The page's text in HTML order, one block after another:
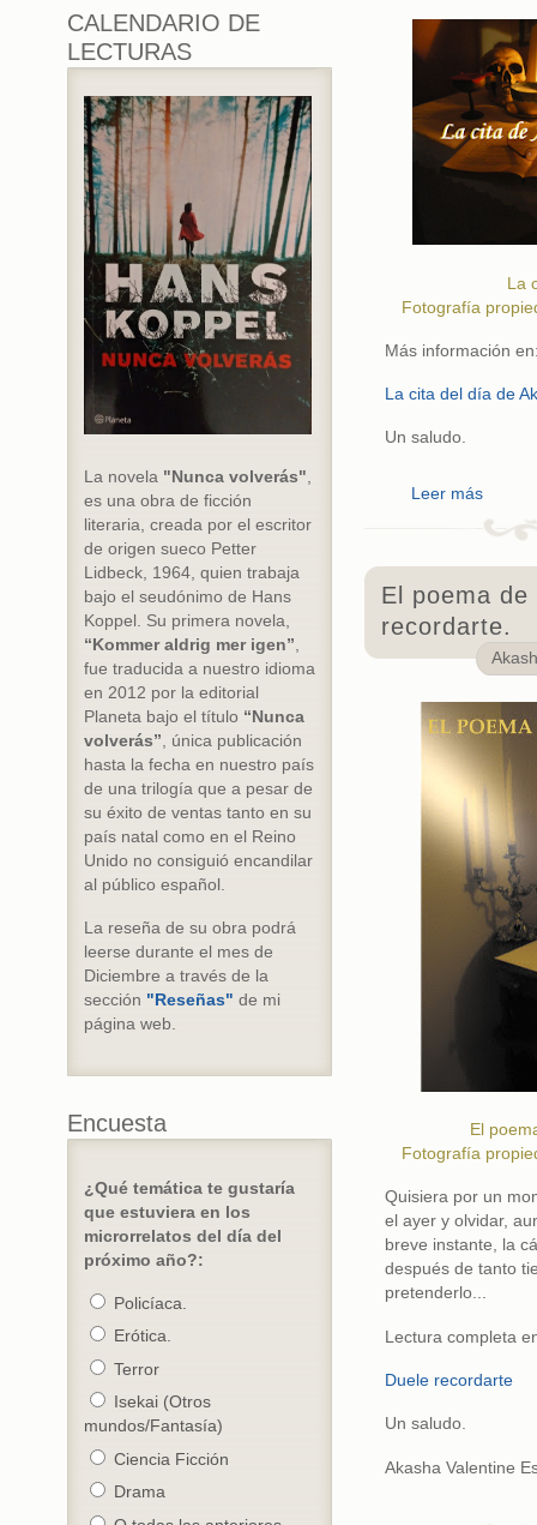
CALENDARIO DE
LECTURAS
La novela "Nunca volverás"
es una obra de ficción
literaria, creada por el escritor
de origen sueco Petter
Lidbeck, 1964, quien trabaja
bajo el seudónimo de Hans
Koppel. Su primera novela,
“Kommer aldrig mer igen”
fue traducida a nuestro idioma
en 2012 por la editorial
Planeta bajo el título “Nunca
volverás” , única publicación
hasta la fecha en nuestro país
de una trilogía que a pesar de
su éxito de ventas tanto en su
país natal como en el Reino
Unido no consiguió encandilar
al público español.
La reseña de su obra podrá
leerse durante el mes de
Diciembre a través de la
sección "Reseñas" de mi
página web.
Encuesta
¿Qué temática te gustaría
que estuviera en los
microrrelatos del día del
próximo año?:
Policíaca.
Erótica.
Terror
Isekai (Otros
mundos/Fantasía)
Ciencia Ficción
Drama
La
Fotografía
Más información
La cita del día de
Un saludo.
Leer más
El poema
recordarte.
El
Fotografía
Quisiera por un
el ayer y olvidar,
breve instante, la
después de tanto
pretenderlo...
Lectura completa
Duele recordarte
Un saludo.
Akasha Valentine